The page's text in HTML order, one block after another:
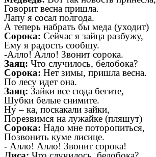
Говорит весна пришла.
Лапу я сосал полгода.
А теперь набрать бы меда (уходит)
Сорока: Сейчас я зайца разбужу,
Ему я радость сообщу.
-Алло! Алло! Звонит сорока.
Заяц: Что случилось, белобока?
Сорока: Нет зимы, пришла весна.
По лесу идет она.
Заяц: Зайки все сюда бегите,
Шубки белые снимите.
Ну – ка, поскакали зайки,
Порезвимся на лужайке (пляшут)
Сорока: Надо мне поторопиться,
Позвонить куме лисице.
- Алло! Алло! Звонит сорока!